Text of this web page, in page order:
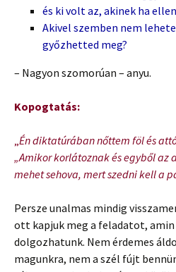
és ki volt az, akinek ha
Akivel szemben nem
győzhetted meg?
– Nagyon szomorúan – anyu.
Kopogtatás:
„Én diktatúrában nőttem föl és
„Amikor korlátoznak és egyből az
mehet sehova, mert szedni kell a
Persze unalmas mindig
ott kapjuk meg a feladatot,
dolgozhatunk. Nem érdemes
magunkra, nem a szél fújt